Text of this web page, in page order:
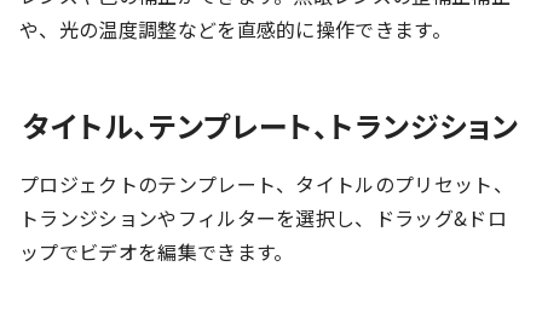
や、光の温度調整などを直感的に操作できます。
タイトル、テンプレート、トランジション
プロジェクトのテンプレート、タイトルのプリセット、
トランジションやフィルターを選択し、ドラッグ&ドロ
ップでビデオを編集できます。